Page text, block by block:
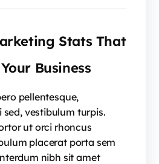
Stats That
Business
pellentesque,
vestibulum turpis.
ut orci rhoncus
placerat porta sem
nibh sit amet